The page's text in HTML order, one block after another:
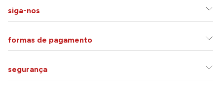
siga-nos
formas de pagamento
segurança